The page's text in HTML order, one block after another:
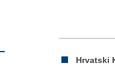
Hrvatski